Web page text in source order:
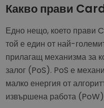
Какво прави
Едно нещо, което прави
той е един от най-
прилагащ механизма за
залог (PoS). PoS е
малко енергия от
извършена работа